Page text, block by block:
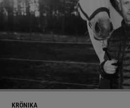
KRÖNIKA